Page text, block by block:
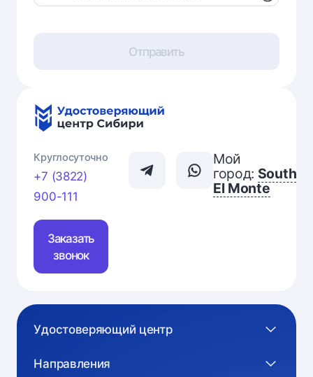
Отправить
Круглосуточно
+7 (3822)
900-111
Заказать
звонок
Мой
город: South
El Monte
Удостоверяющий центр
Направления